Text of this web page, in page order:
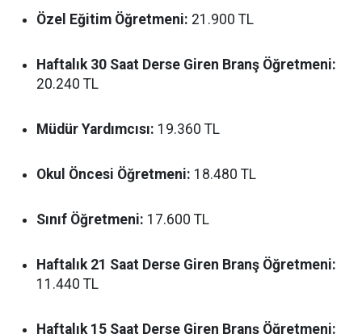
Özel Eğitim Öğretmeni: 21.900 TL
Haftalık 30 Saat Derse Giren Branş Öğretmeni:
20.240 TL
Müdür Yardımcısı: 19.360 TL
Okul Öncesi Öğretmeni: 18.480 TL
Sınıf Öğretmeni: 17.600 TL
Haftalık 21 Saat Derse Giren Branş Öğretmeni:
11.440 TL
Haftalık 15 Saat Derse Giren Branş Öğretmeni: